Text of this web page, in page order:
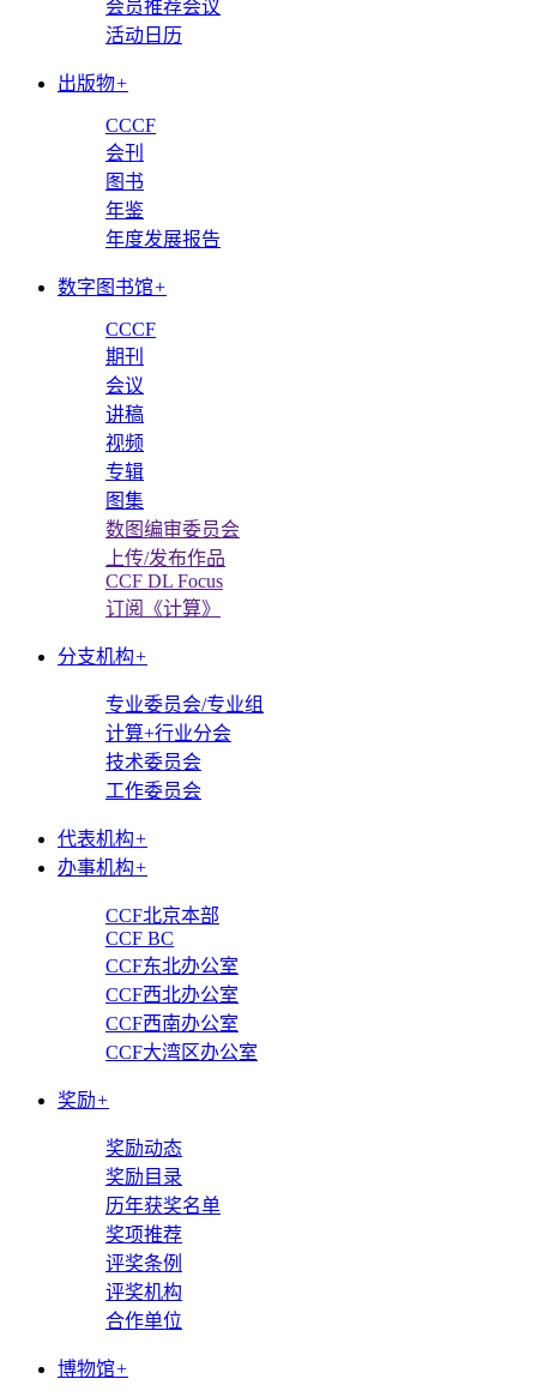
会员推荐会议
活动日历
出版物+
CCCF
会刊
图书
年鉴
年度发展报告
数字图书馆+
CCCF
期刊
会议
讲稿
视频
专辑
图集
数图编审委员会
上传/发布作品
CCF DL Focus
订阅《计算》
分支机构+
专业委员会/专业组
计算+行业分会
技术委员会
工作委员会
代表机构+
办事机构+
CCF北京本部
CCF BC
CCF东北办公室
CCF西北办公室
CCF西南办公室
CCF大湾区办公室
奖励+
奖励动态
奖励目录
历年获奖名单
奖项推荐
评奖条例
评奖机构
合作单位
博物馆+